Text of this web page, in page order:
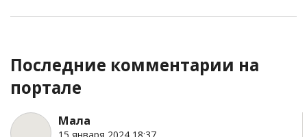
Последние комментарии на
портале
Мала